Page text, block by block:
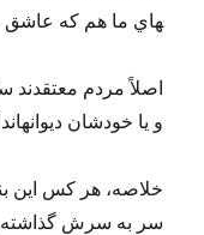
هاي ما هم که عاشق
اصلاً مردم معتقدند
و يا خودشان
خلاصه، هر کس اين
سر به سرش گذاشته